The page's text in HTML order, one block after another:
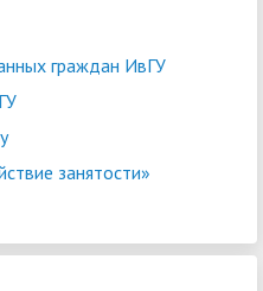
граждан ИвГУ
занятости»